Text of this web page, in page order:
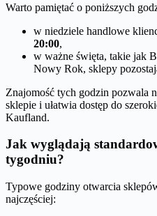
Warto pamiętać o poniższych
w niedziele handlowe
20:00,
w ważne święta, takie jak
Nowy Rok, sklepy
Znajomość tych godzin pozwala
sklepie i ułatwia dostęp do
Kaufland.
Jak wyglądają
tygodniu?
Typowe godziny otwarcia
najczęściej: